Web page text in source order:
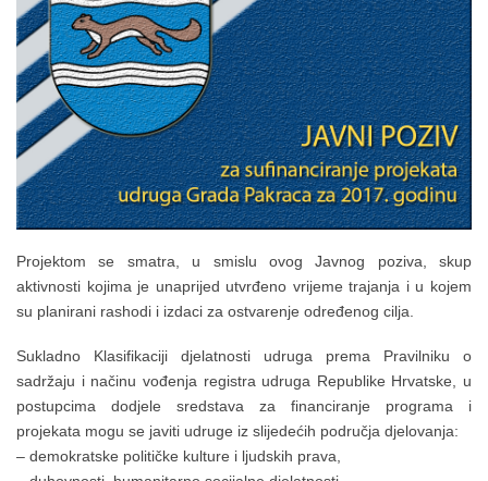
Projektom se smatra, u smislu ovog Javnog poziva, skup
aktivnosti kojima je unaprijed utvrđeno vrijeme trajanja i u kojem
su planirani rashodi i izdaci za ostvarenje određenog cilja.
Sukladno Klasifikaciji djelatnosti udruga prema Pravilniku o
sadržaju i načinu vođenja registra udruga Republike Hrvatske, u
postupcima dodjele sredstava za financiranje programa i
projekata mogu se javiti udruge iz slijedećih područja djelovanja:
– demokratske političke kulture i ljudskih prava,